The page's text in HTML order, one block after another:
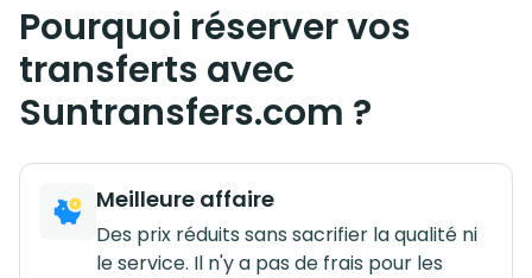
Pourquoi réserver vos
transferts avec
Suntransfers.com ?
Meilleure affaire
Des prix réduits sans sacrifier la qualité ni
le service. Il n'y a pas de frais pour les